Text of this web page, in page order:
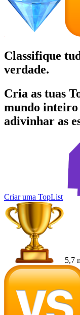
Classifique
verdade.
Cria as tuas
mundo
adivinhar as
Criar uma TopList
5,7